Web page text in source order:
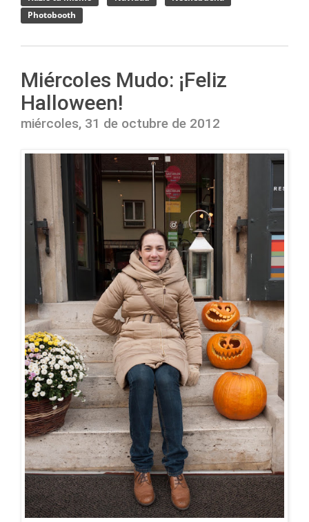
Photobooth
Miércoles Mudo: ¡Feliz
Halloween!
miércoles, 31 de octubre de 2012